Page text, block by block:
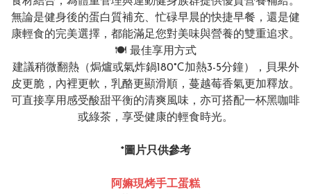
無論是健身後的蛋白質補充、忙碌早晨的快捷早餐，還是健
康輕食的完美選擇，都能滿足您對美味與營養的雙重追求。
🍽️ 最佳享用方式
建議稍微翻熱（焗爐或氣炸鍋180°C加熱3-5分鐘），貝果外
皮更脆，內裡更軟，乳酪更顯滑順，蔓越莓香氣更加釋放。
可直接享用感受酸甜平衡的清爽風味，亦可搭配一杯黑咖啡
或綠茶，享受健康的輕食時光。
*圖片只供參考
阿嫲現烤手工蛋糕